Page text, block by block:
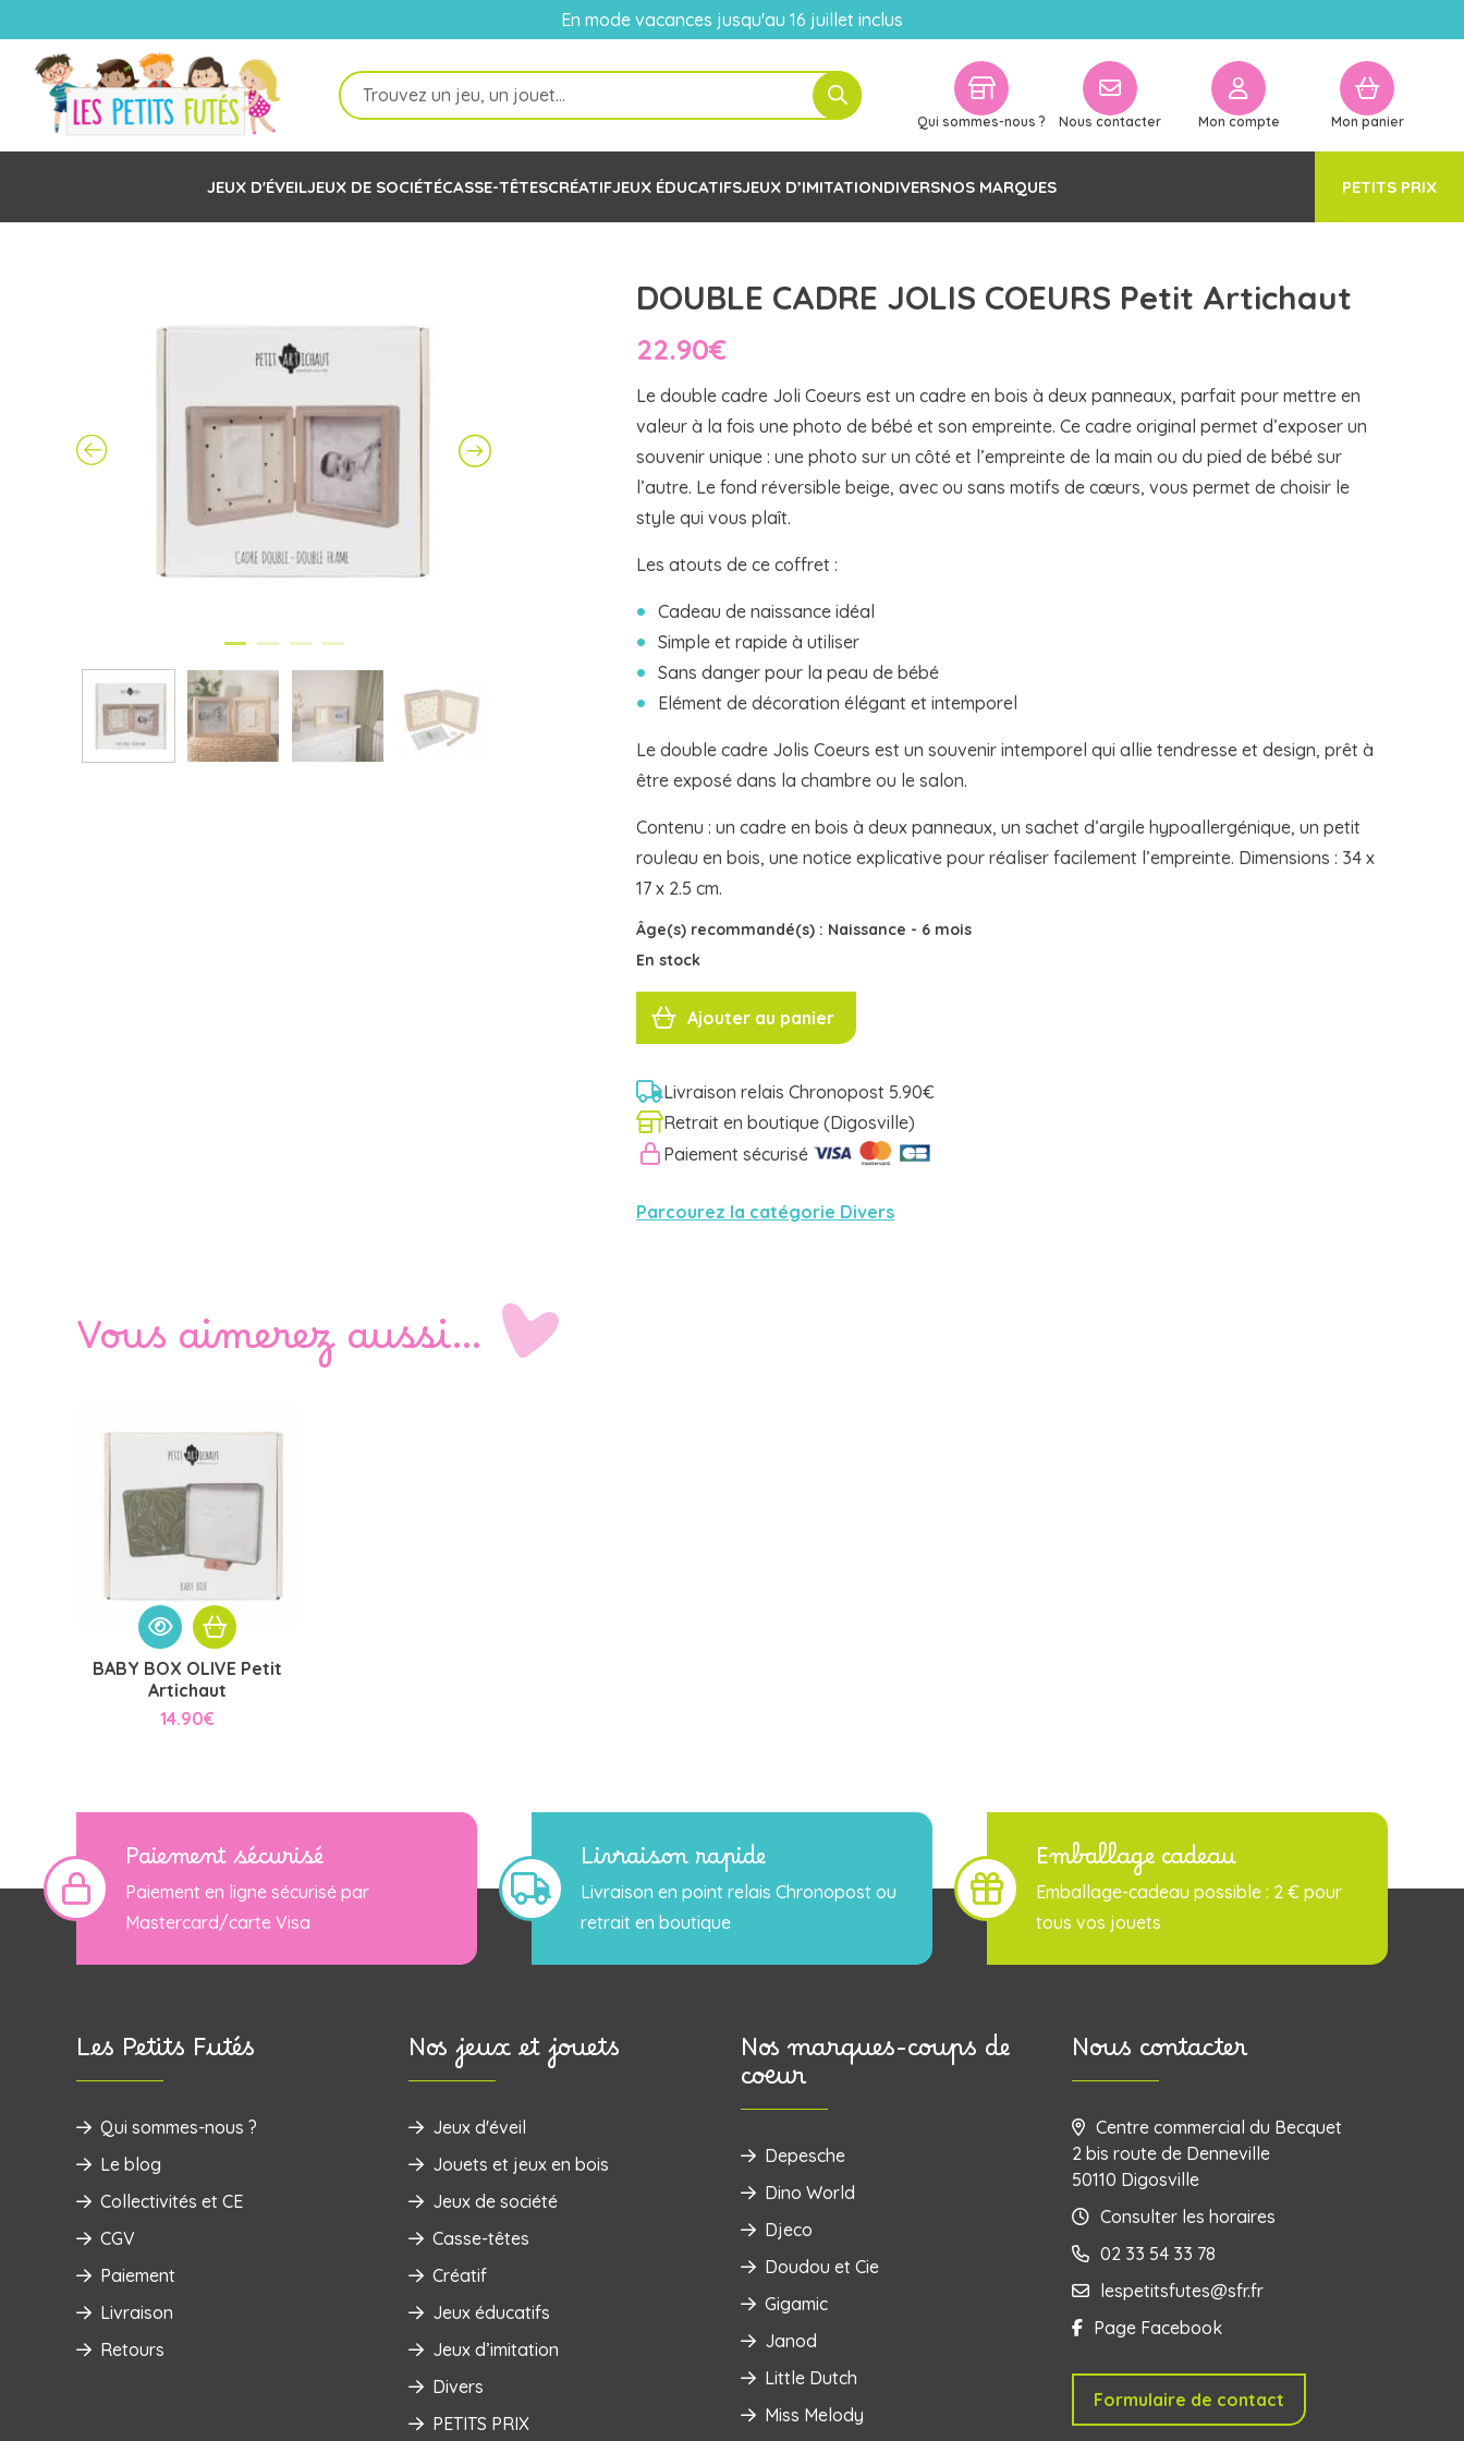
En mode vacances jusqu'au 16 juillet inclus
Recherche
de
produits
Qui sommes-nous ? Nous contacter Mon compte Mon panier
JEUX D'ÉVEILJEUX DE SOCIÉTÉCASSE-TÊTESCRÉATIFJEUX ÉDUCATIFSJEUX D’IMITATIONDIVERSNOS MARQUES PETITS PRIX
DOUBLE CADRE JOLIS COEURS Petit Artichaut
22.90€
Le double cadre Joli Coeurs est un cadre en bois à deux panneaux, parfait pour mettre en
valeur à la fois une photo de bébé et son empreinte. Ce cadre original permet d’exposer un
souvenir unique : une photo sur un côté et l’empreinte de la main ou du pied de bébé sur
l’autre. Le fond réversible beige, avec ou sans motifs de cœurs, vous permet de choisir le
style qui vous plaît.
Les atouts de ce coffret :
Cadeau de naissance idéal
Simple et rapide à utiliser
Sans danger pour la peau de bébé
Elément de décoration élégant et intemporel
Le double cadre Jolis Coeurs est un souvenir intemporel qui allie tendresse et design, prêt à
être exposé dans la chambre ou le salon.
Contenu : un cadre en bois à deux panneaux, un sachet d’argile hypoallergénique, un petit
rouleau en bois, une notice explicative pour réaliser facilement l’empreinte. Dimensions : 34 x
17 x 2.5 cm.
Âge(s) recommandé(s) : Naissance - 6 mois
En stock
quantité
DOUBLE
CADRE Ajouter au panier
Livraison relais Chronopost 5.90€
Retrait en boutique (Digosville)
Paiement sécurisé
Parcourez la catégorie Divers
Vous aimerez aussi…
BABY BOX OLIVE Petit
Artichaut
14.90€
Paiement sécurisé
Paiement en ligne sécurisé par
Mastercard/carte Visa
Livraison rapide
Livraison en point relais Chronopost ou
retrait en boutique
Emballage cadeau
Emballage-cadeau possible : 2 € pour
tous vos jouets
Les Petits Futés
Qui sommes-nous ?
Le blog
Collectivités et CE
CGV
Paiement
Livraison
Retours
Nos jeux et jouets
Jeux d'éveil
‌Jouets et jeux en bois
Jeux de société
Casse-têtes
Créatif
Jeux éducatifs
Jeux d’imitation
Divers
PETITS PRIX
Nos marques-coups de
coeur
Depesche
Dino World
Djeco
Doudou et Cie
Gigamic
Janod
Little Dutch
Miss Melody
Nous contacter
Centre commercial du Becquet
2 bis route de Denneville
50110 Digosville
Consulter les horaires
02 33 54 33 78
lespetitsfutes@sfr.fr
Page Facebook
Formulaire de contact